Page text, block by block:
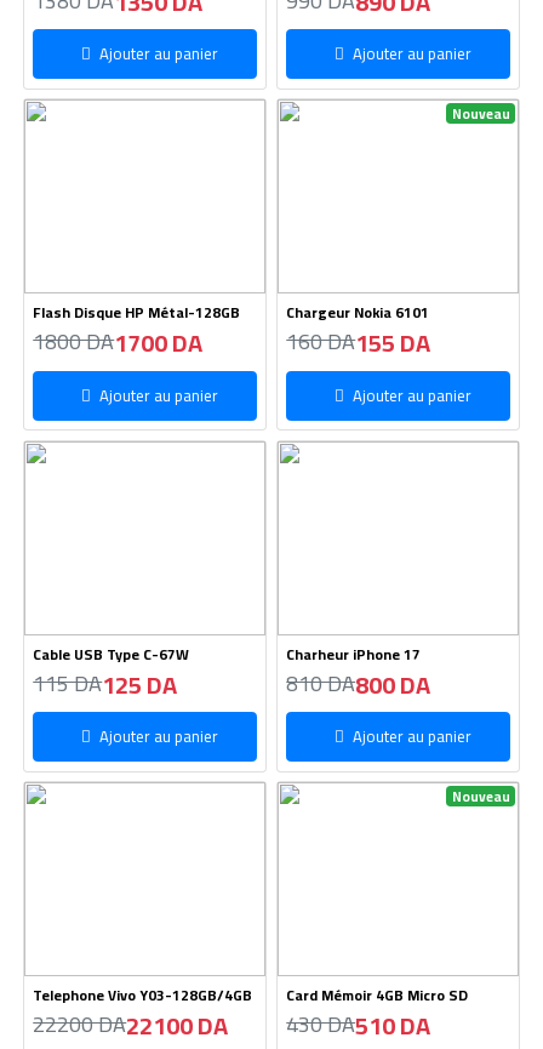
Ajouter au panier Ajouter au panier
Flash Disque HP Métal-128GB
1800 DA1700 DA
Ajouter au panier
Nouveau
Chargeur Nokia 6101
160 DA155 DA
Ajouter au panier
Cable USB Type C-67W
115 DA125 DA
Ajouter au panier
Charheur iPhone 17
810 DA800 DA
Ajouter au panier
Telephone Vivo Y03-128GB/4GB
22200 DA22100 DA
Nouveau
Card Mémoir 4GB Micro SD
430 DA510 DA